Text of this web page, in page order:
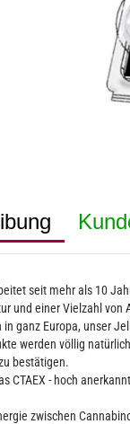
seit mehr als 10
und einer Vielzahl
ganz Europa, unser
werden völlig
bestätigen.
CTAEX - hoch
zwischen